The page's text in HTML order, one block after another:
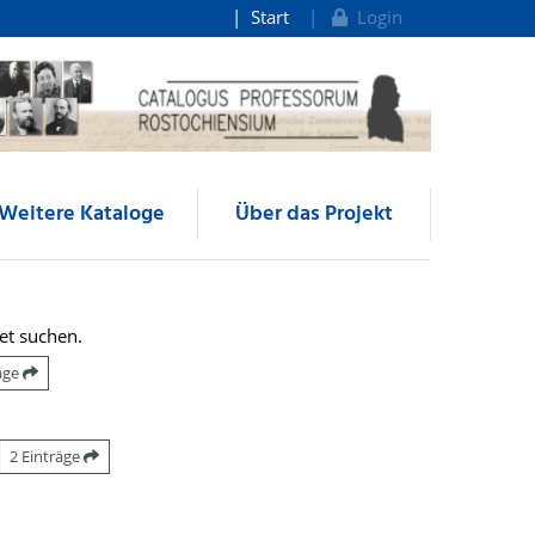
Start Login
Kataloge Über das Projekt
suchen.
2 Einträge